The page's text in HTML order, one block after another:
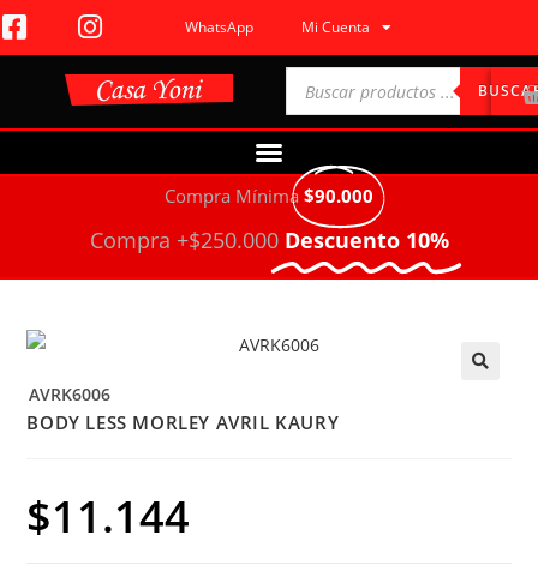
WhatsApp Mi Cuenta
Compra Mínima $90.000
Compra +$250.000 Descuento 10%
AVRK6006
BODY LESS MORLEY AVRIL KAURY
$11.144